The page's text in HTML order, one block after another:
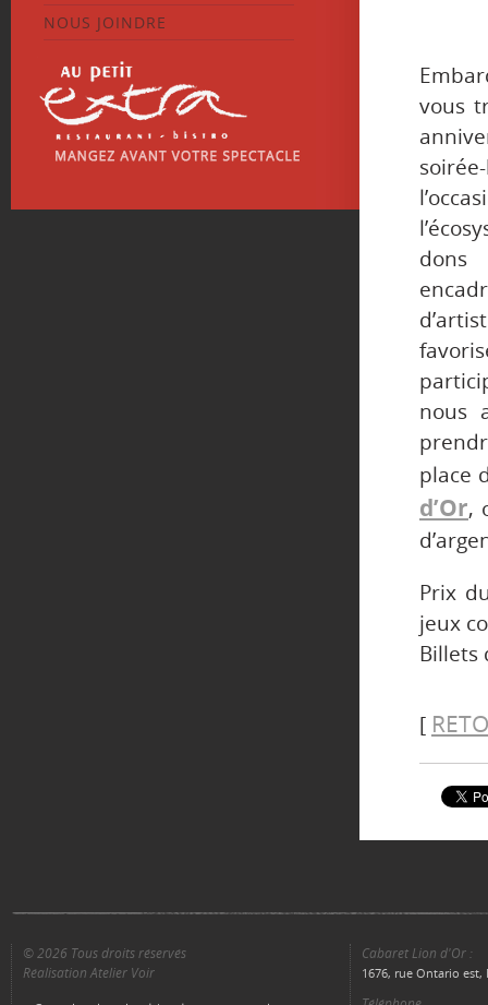
NOUS JOINDRE
vous
dons
nous
place
d’Or,
Prix
jeux
Billets
[
© 2026 Tous droits réservés
Réalisation Atelier Voir
Cabaret Lion d'Or :
1676, rue Ontario est,